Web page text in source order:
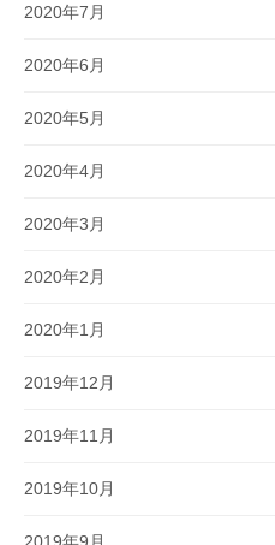
2020年7月
2020年6月
2020年5月
2020年4月
2020年3月
2020年2月
2020年1月
2019年12月
2019年11月
2019年10月